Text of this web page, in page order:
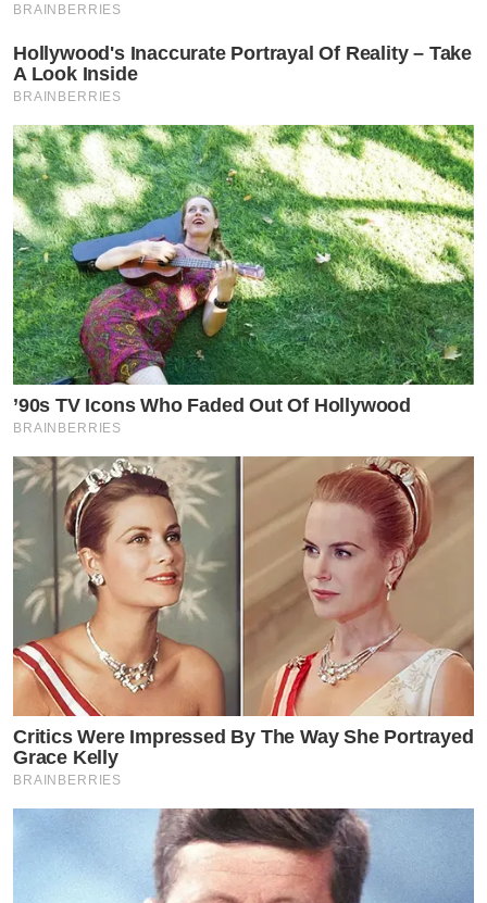
BRAINBERRIES
Hollywood's Inaccurate Portrayal Of Reality – Take
A Look Inside
BRAINBERRIES
’90s TV Icons Who Faded Out Of Hollywood
BRAINBERRIES
Critics Were Impressed By The Way She Portrayed
Grace Kelly
BRAINBERRIES